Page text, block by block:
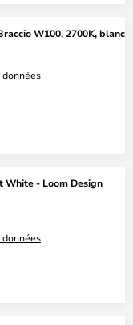
W100, 2700K, blanc
données
White - Loom Design
données